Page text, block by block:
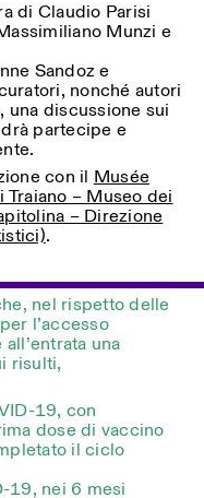
di Claudio Parisi
Munzi e
Sandoz e
nonché autori
una discussione sui
partecipe e
con il Musée
Traiano – Museo dei
– Direzione
.
nel rispetto delle
l’accesso
una
risulti,
19, con
dose di vaccino
il ciclo
19, nei 6 mesi